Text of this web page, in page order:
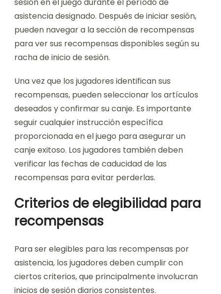
asistencia designado. Después de iniciar sesión,
pueden navegar a la sección de recompensas
para ver sus recompensas disponibles según su
racha de inicio de sesión.
Una vez que los jugadores identifican sus
recompensas, pueden seleccionar los artículos
deseados y confirmar su canje. Es importante
seguir cualquier instrucción específica
proporcionada en el juego para asegurar un
canje exitoso. Los jugadores también deben
verificar las fechas de caducidad de las
recompensas para evitar perderlas.
Criterios de elegibilidad para
recompensas
Para ser elegibles para las recompensas por
asistencia, los jugadores deben cumplir con
ciertos criterios, que principalmente involucran
inicios de sesión diarios consistentes.